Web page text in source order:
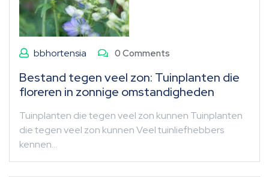
bbhortensia 0 Comments
Bestand tegen veel zon: Tuinplanten die
floreren in zonnige omstandigheden
Tuinplanten die tegen veel zon kunnen Tuinplanten
die tegen veel zon kunnen Veel tuinliefhebbers
kennen…